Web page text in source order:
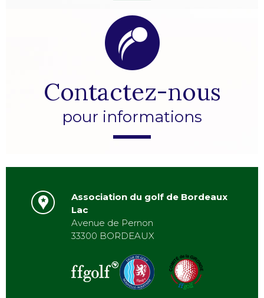
Contactez-nous
pour informations
Association du golf de Bordeaux
Lac
Avenue de Pernon
33300 BORDEAUX